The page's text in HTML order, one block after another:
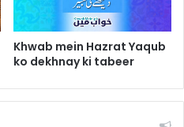
Khwab mein Hazrat Yaqub
ko dekhnay ki tabeer